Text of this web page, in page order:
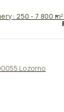
250 - 7 800 m²
Lozorno